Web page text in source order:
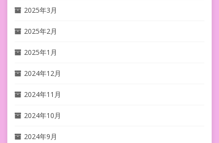
2025年3月
2025年2月
2025年1月
2024年12月
2024年11月
2024年10月
2024年9月